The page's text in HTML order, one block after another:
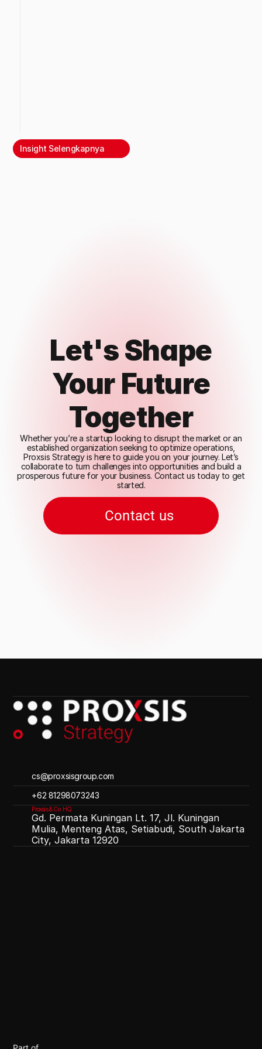
Insight Selengkapnya
Let's Shape
Your Future
Together
Whether you’re a startup looking to disrupt the market or an
established organization seeking to optimize operations,
Proxsis Strategy is here to guide you on your journey. Let’s
collaborate to turn challenges into opportunities and build a
prosperous future for your business. Contact us today to get
started.
Contact us
cs@proxsisgroup.com
‪+62 81298073243
Proxsis & Co. HQ
Gd. Permata Kuningan Lt. 17, Jl. Kuningan
Mulia, Menteng Atas, Setiabudi, South Jakarta
City, Jakarta 12920